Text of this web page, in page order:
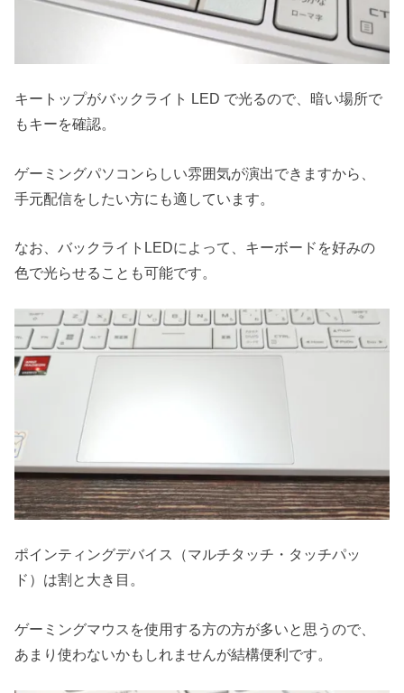
キートップがバックライト LED で光るので、暗い場所で
もキーを確認。
ゲーミングパソコンらしい雰囲気が演出できますから、
手元配信をしたい方にも適しています。
なお、バックライトLEDによって、キーボードを好みの
色で光らせることも可能です。
ポインティングデバイス（マルチタッチ・タッチパッ
ド）は割と大き目。
ゲーミングマウスを使用する方の方が多いと思うので、
あまり使わないかもしれませんが結構便利です。